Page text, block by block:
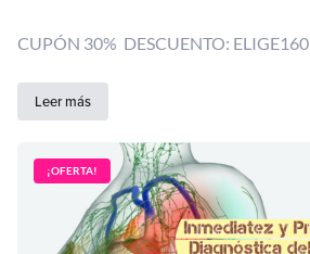
CUPÓN 30% DESCUENTO: ELIGE160
Leer más
¡OFERTA!